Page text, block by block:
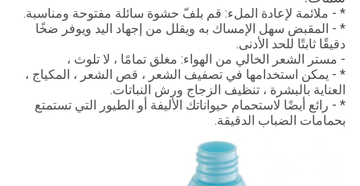
* - ملائمة لإعادة الملء: قم بلفّ حشوة سائلة مفتوحة ومناسبة.
* - المقبض سهل الإمساك به ويقلل من إجهاد اليد ويوفر ضخًا
دقيقًا ثابتًا للحد الأدنى.
- مستر الشعر الخالي من الهواء: مغلق تمامًا ، لا تلوث ،
* - يمكن استخدامها في تصفيف الشعر ، قص الشعر ، المكياج ،
العناية بالبشرة ، تنظيف الزجاج ورش النباتات.
* - رائع أيضًا لاستحمام حيواناتك الأليفة أو الطيور التي تستمتع
بحمامات الضباب الدقيقة.